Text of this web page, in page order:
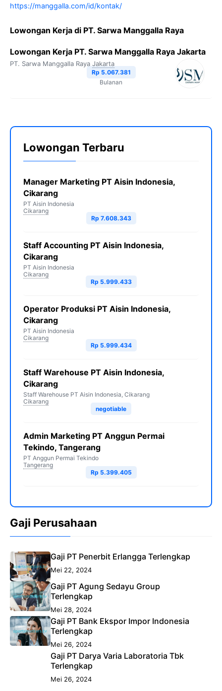
https://manggalla.com/id/kontak/
Lowongan Kerja di PT. Sarwa Manggalla Raya
Lowongan Kerja PT. Sarwa Manggalla Raya Jakarta
PT. Sarwa Manggalla Raya Jakarta
Rp 5.067.381
Bulanan
Lowongan Terbaru
Manager Marketing PT Aisin Indonesia,
Cikarang
PT Aisin Indonesia
Cikarang
Rp 7.608.343
Staff Accounting PT Aisin Indonesia,
Cikarang
PT Aisin Indonesia
Cikarang
Rp 5.999.433
Operator Produksi PT Aisin Indonesia,
Cikarang
PT Aisin Indonesia
Cikarang
Rp 5.999.434
Staff Warehouse PT Aisin Indonesia,
Cikarang
Staff Warehouse PT Aisin Indonesia, Cikarang
Cikarang
negotiable
Admin Marketing PT Anggun Permai
Tekindo, Tangerang
PT Anggun Permai Tekindo
Tangerang
Rp 5.399.405
Gaji Perusahaan
Gaji PT Penerbit Erlangga Terlengkap
Mei 22, 2024
Gaji PT Agung Sedayu Group
Terlengkap
Mei 28, 2024
Gaji PT Bank Ekspor Impor Indonesia
Terlengkap
Mei 26, 2024
Gaji PT Darya Varia Laboratoria Tbk
Terlengkap
Mei 26, 2024